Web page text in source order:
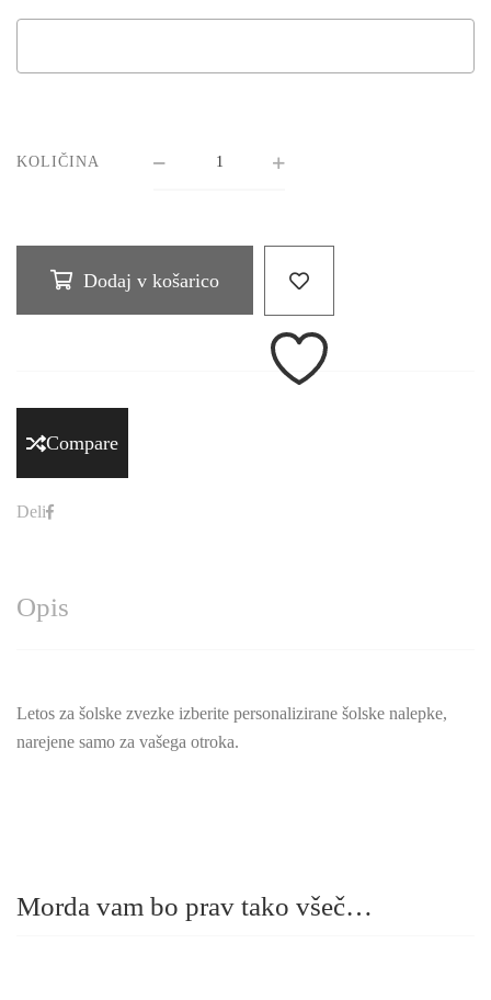
KOLIČINA
Dodaj v košarico
Compare
Deli
Opis
Letos za šolske zvezke izberite personalizirane šolske nalepke,
narejene samo za vašega otroka.
Morda vam bo prav tako všeč…